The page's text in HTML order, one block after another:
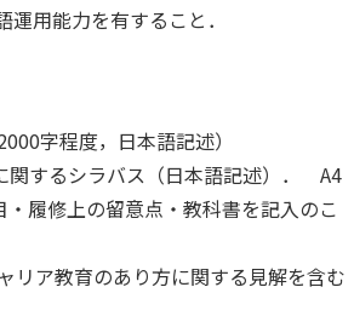
用能力を有すること．
字程度，日本語記述）
するシラバス（日本語記述）． A4
履修上の留意点・教科書を記入のこ
ア教育のあり方に関する見解を含む